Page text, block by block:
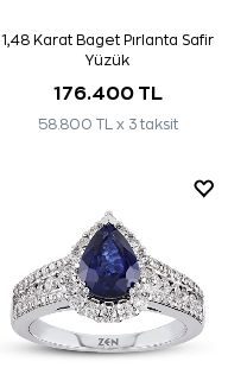
1,48 Karat Baget Pırlanta Safir
Yüzük
176.400 TL
58.800 TL x 3 taksit